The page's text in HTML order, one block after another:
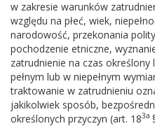
w zakresie warunków
względu na płeć, wiek,
narodowość, przekonania
pochodzenie etniczne,
zatrudnienie na czas
pełnym lub w niepełnym
traktowanie w zatrudnieniu
jakikolwiek sposób,
określonych przyczyn (art. 183a